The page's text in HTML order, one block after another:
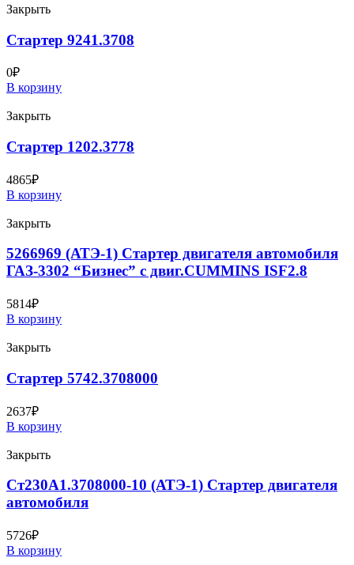
Закрыть
Стартер 9241.3708
0₽
В корзину
Закрыть
Стартер 1202.3778
4865₽
В корзину
Закрыть
5266969 (АТЭ-1) Стартер двигателя автомобиля
ГАЗ-3302 “Бизнес” с двиг.CUMMINS ISF2.8
5814₽
В корзину
Закрыть
Стартер 5742.3708000
2637₽
В корзину
Закрыть
Ст230А1.3708000-10 (АТЭ-1) Стартер двигателя
автомобиля
5726₽
В корзину